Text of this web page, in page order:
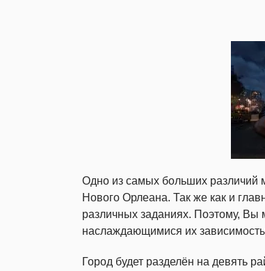
Одно из самых больших различий
Нового Орлеана. Так же как и
различных заданиях. Поэтому,
наслаждающимися их
Город будет разделён на девять